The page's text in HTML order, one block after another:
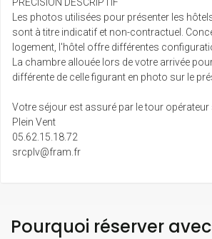
Les photos utilisées pour présenter les
sont à titre indicatif et non-contractuel.
logement, l'hôtel offre différentes
La chambre allouée lors de votre arrivée
différente de celle figurant en photo sur le
Votre séjour est assuré par le tour opérateur
Plein Vent
05.62.15.18.72
srcplv@fram.fr
Pourquoi réserver